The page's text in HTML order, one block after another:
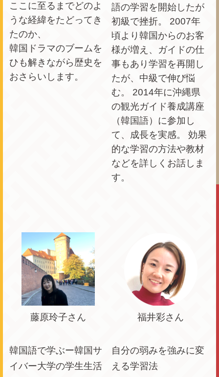
ここに至るまでどのよ
うな経緯をたどってき
たのか、
韓国ドラマのブームを
ひも解きながら歴史を
おさらいします。
語の学習を開始したが
初級で挫折。 2007年
頃より韓国からのお客
様が増え、ガイドの仕
事もあり学習を再開し
たが、中級で伸び悩
む。 2014年に沖縄県
の観光ガイド養成講座
（韓国語）に参加し
て、成長を実感。 効果
的な学習の方法や教材
などを詳しくお話しま
す。
藤原玲子さん
韓国語で学ぶー韓国サ
イバー大学の学生生活
福井彩さん
自分の弱みを強みに変
える学習法